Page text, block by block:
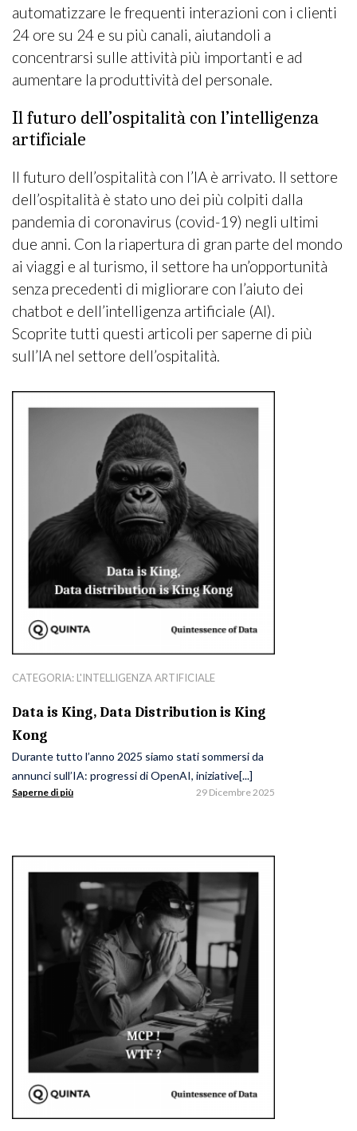
automatizzare le frequenti interazioni con i clienti
24 ore su 24 e su più canali, aiutandoli a
concentrarsi sulle attività più importanti e ad
aumentare la produttività del personale.
Il futuro dell’ospitalità con l’intelligenza
artificiale
Il futuro dell’ospitalità con l’IA è arrivato. Il settore
dell’ospitalità è stato uno dei più colpiti dalla
pandemia di coronavirus (covid-19) negli ultimi
due anni. Con la riapertura di gran parte del mondo
ai viaggi e al turismo, il settore ha un’opportunità
senza precedenti di migliorare con l’aiuto dei
chatbot e dell’intelligenza artificiale (AI).
Scoprite tutti questi articoli per saperne di più
sull’IA nel settore dell’ospitalità.
CATEGORIA: L'INTELLIGENZA ARTIFICIALE
Data is King, Data Distribution is King
Kong
Durante tutto l’anno 2025 siamo stati sommersi da
annunci sull’IA: progressi di OpenAI, iniziative[...]
Saperne di più 29 Dicembre 2025